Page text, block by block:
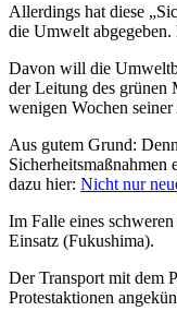
Allerdings hat diese
die Umwelt
Davon will die
der Leitung des grünen
wenigen Wochen
Aus gutem Grund:
dazu hier: Nicht nur
Im Falle eines
Einsatz (Fukushima).
Der Transport mit dem
Protestaktionen